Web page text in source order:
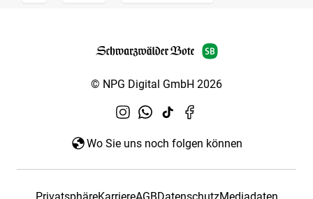
© NPG Digital GmbH 2026
Wo Sie uns noch folgen können
PrivatsphäreKarriereAGBDatenschutzMediadaten